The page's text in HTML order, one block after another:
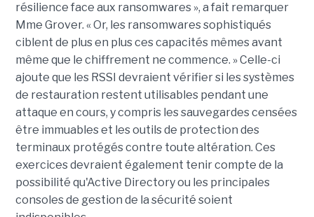
résilience face aux ransomwares », a fait remarquer
Mme Grover. « Or, les ransomwares sophistiqués
ciblent de plus en plus ces capacités mêmes avant
même que le chiffrement ne commence. » Celle-ci
ajoute que les RSSI devraient vérifier si les systèmes
de restauration restent utilisables pendant une
attaque en cours, y compris les sauvegardes censées
être immuables et les outils de protection des
terminaux protégés contre toute altération. Ces
exercices devraient également tenir compte de la
possibilité qu'Active Directory ou les principales
consoles de gestion de la sécurité soient